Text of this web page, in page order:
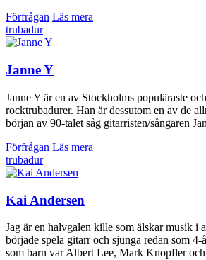
Förfrågan Läs mera
trubadur
Janne Y
Janne Y är en av Stockholms populäraste
rocktrubadurer. Han är dessutom en av de
början av 90-talet såg gitarristen/sångaren
Förfrågan Läs mera
trubadur
Kai Andersen
Jag är en halvgalen kille som älskar musik i
började spela gitarr och sjunga redan som
som barn var Albert Lee, Mark Knopfler